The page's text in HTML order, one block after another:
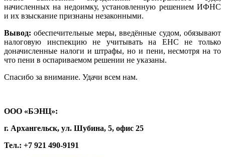
начисленных на недоимку, установленную решением ИФНС
и их взыскание признаны незаконными.
Вывод: обеспечительные меры, введённые судом, обязывают
налоговую инспекцию не учитывать на ЕНС не только
доначисленные налоги и штрафы, но и пени, несмотря на то
что пени в оспариваемом решении не указаны.
Спасибо за внимание. Удачи всем нам.
ООО «БЭНЦ»:
г. Архангельск, ул. Шубина, 5, офис 25
Тел.: +7 921 490-9191